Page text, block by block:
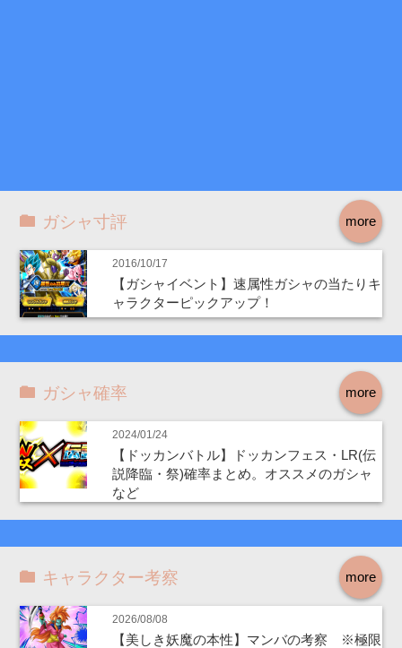
more
ガシャ寸評
2016/10/17
【ガシャイベント】速属性ガシャの当たりキ
ャラクターピックアップ！
more
ガシャ確率
2024/01/24
【ドッカンバトル】ドッカンフェス・LR(伝
説降臨・祭)確率まとめ。オススメのガシャ
など
more
キャラクター考察
2026/08/08
【美しき妖魔の本性】マンバの考察 ※極限